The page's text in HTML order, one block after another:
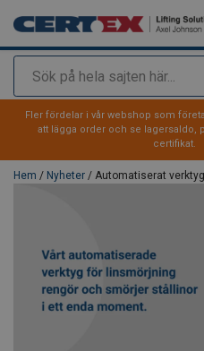
Sök
tillagd i varukorg
Fler fördelar i vår webshop som
att lägga order och se lagersaldo,
certifikat.
Hem / Nyheter / Automatiserat